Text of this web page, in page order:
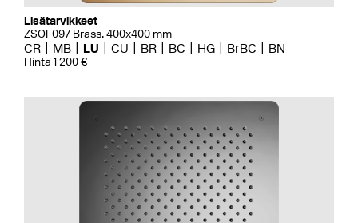
Lisätarvikkeet
ZSOF097 Brass, 400x400 mm
CR MB LU CU BR BC HG BrBC BN
Hinta 1 200 €